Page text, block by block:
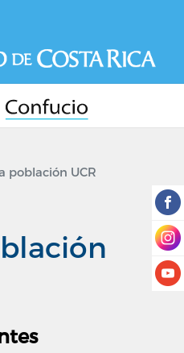
contenido
principal
población UCR